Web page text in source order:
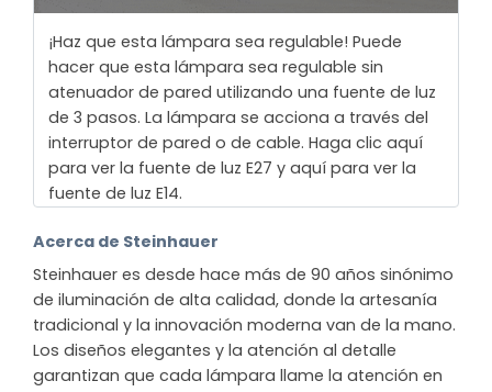
¡Haz que esta lámpara sea regulable! Puede
hacer que esta lámpara sea regulable sin
atenuador de pared utilizando una fuente de luz
de 3 pasos. La lámpara se acciona a través del
interruptor de pared o de cable. Haga clic aquí
para ver la fuente de luz E27 y aquí para ver la
fuente de luz E14.
Acerca de Steinhauer
Steinhauer es desde hace más de 90 años sinónimo
de iluminación de alta calidad, donde la artesanía
tradicional y la innovación moderna van de la mano.
Los diseños elegantes y la atención al detalle
garantizan que cada lámpara llame la atención en